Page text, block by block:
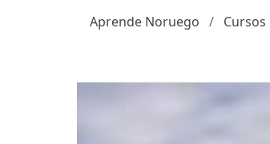
Aprende Noruego
Cursos